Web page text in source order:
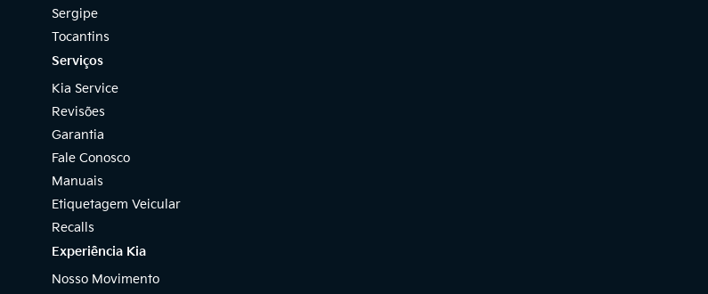
Sergipe
Tocantins
Serviços
Kia Service
Revisões
Garantia
Fale Conosco
Manuais
Etiquetagem Veicular
Recalls
Experiência Kia
Nosso Movimento